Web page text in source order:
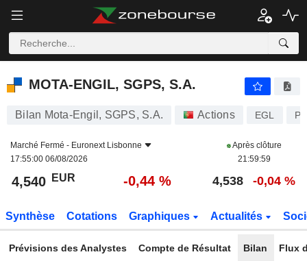
MOTA-ENGIL, SGPS, S.A.
MOTA-ENGIL, SGPS, S.A.
Bilan Mota-Engil, SGPS, S.A. Actions EGL
Marché Fermé - Euronext Lisbonne
17:55:00 06/08/2026
Après clôture
21:59:59
4,540 EUR -0,44 % 4,538 -0,04 %
Synthèse Cotations Graphiques Actualités
Prévisions des Analystes Compte de Résultat Bilan Flux